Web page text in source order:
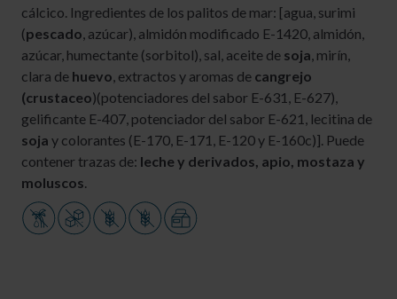
cálcico. Ingredientes de los palitos de mar: [agua, surimi
(pescado, azúcar), almidón modificado E-1420, almidón,
azúcar, humectante (sorbitol), sal, aceite de soja, mirín,
clara de huevo, extractos y aromas de cangrejo
(crustaceo)(potenciadores del sabor E-631, E-627),
gelificante E-407, potenciador del sabor E-621, lecitina de
soja y colorantes (E-170, E-171, E-120 y E-160c)]. Puede
contener trazas de: leche y derivados, apio, mostaza y
moluscos.